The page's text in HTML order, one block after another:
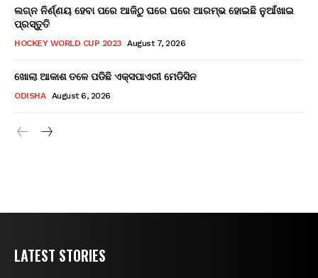
ଲଗ୍ନ ନିର୍ଣ୍ଣୟ ହେବା ପରେ ଆଜିଠୁ ଘରେ ଘରେ ଆରମ୍ଭ ହୋଇଛି ନୁଆଁଖାଇ
ପ୍ରସ୍ତୁତି
HOCKEY WORLD CUP 2023 August 7, 2026
ଖୋଲା ଆକାଶ ତଳେ ପଡିଛି ଏକ୍ସପାଏରୀ ମେଡିସିନ
ODISHA August 6, 2026
LATEST STORIES